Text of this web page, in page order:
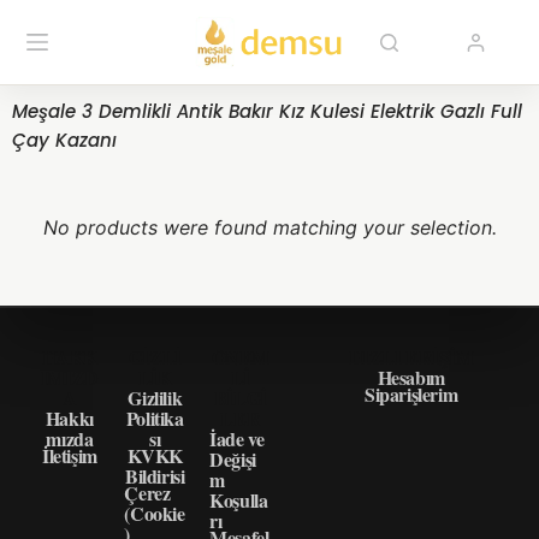
Meşale 3 Demlikli Antik Bakır Kız Kulesi Elektrik Gazlı Full
Çay Kazanı
No products were found matching your selection.
Hakkı
mızda
İletişim
Gizlilik
Politika
sı
KVKK
Bildirisi
Çerez
(Cookie
İade ve
Değişi
m
Koşulla
rı
Hesabım
Siparişlerim